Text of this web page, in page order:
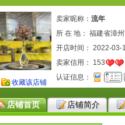
收藏该店铺
卖家昵称： 流年
所 在 地： 福建省漳
开店时间： 2022-03-
卖家信用： 153
认证信息：
店铺首页 店铺简介